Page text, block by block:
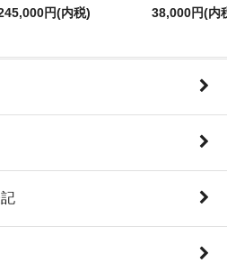
円(内税)
38,000円(内